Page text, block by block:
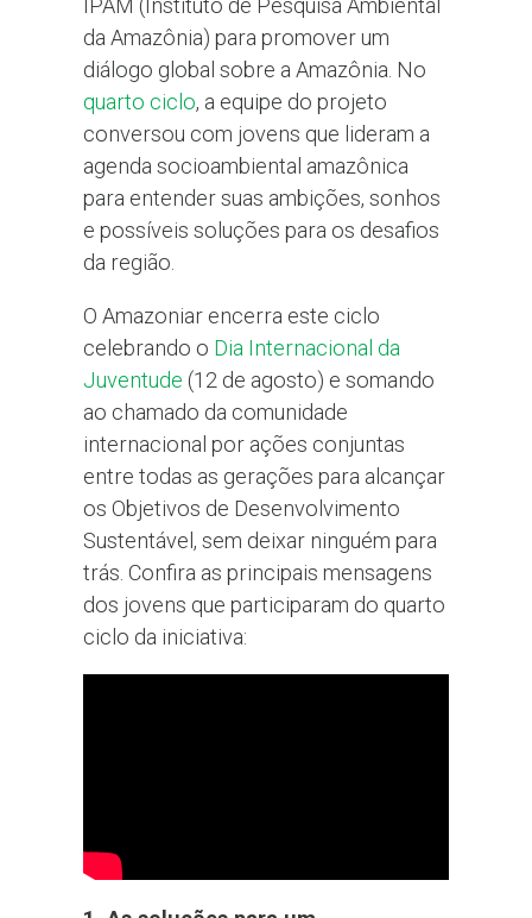
IPAM (Instituto de Pesquisa Ambiental
da Amazônia) para promover um
diálogo global sobre a Amazônia. No
quarto ciclo, a equipe do projeto
conversou com jovens que lideram a
agenda socioambiental amazônica
para entender suas ambições, sonhos
e possíveis soluções para os desafios
da região.
O Amazoniar encerra este ciclo
celebrando o Dia Internacional da
Juventude (12 de agosto) e somando
ao chamado da comunidade
internacional por ações conjuntas
entre todas as gerações para alcançar
os Objetivos de Desenvolvimento
Sustentável, sem deixar ninguém para
trás. Confira as principais mensagens
dos jovens que participaram do quarto
ciclo da iniciativa: